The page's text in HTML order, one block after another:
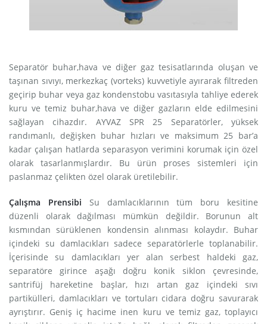
Separatör buhar,hava ve diğer gaz tesisatlarında oluşan ve
taşınan sıvıyı, merkezkaç (vorteks) kuvvetiyle ayırarak filtreden
geçirip buhar veya gaz kondenstobu vasıtasıyla tahliye ederek
kuru ve temiz buhar,hava ve diğer gazların elde edilmesini
sağlayan cihazdır. AYVAZ SPR 25 Separatörler, yüksek
randımanlı, değişken buhar hızları ve maksimum 25 bar’a
kadar çalışan hatlarda separasyon verimini korumak için özel
olarak tasarlanmışlardır. Bu ürün proses sistemleri için
paslanmaz çelikten özel olarak üretilebilir.
Çalışma Prensibi Su damlacıklarının tüm boru kesitine
düzenli olarak dağılması mümkün değildir. Borunun alt
kısmından sürüklenen kondensin alınması kolaydır. Buhar
içindeki su damlacıkları sadece separatörlerle toplanabilir.
İçerisinde su damlacıkları yer alan serbest haldeki gaz,
separatöre girince aşağı doğru konik siklon çevresinde,
santrifüj hareketine başlar, hızı artan gaz içindeki sıvı
partikülleri, damlacıkları ve tortuları cidara doğru savurarak
ayrıştırır. Geniş iç hacime inen kuru ve temiz gaz, toplayıcı